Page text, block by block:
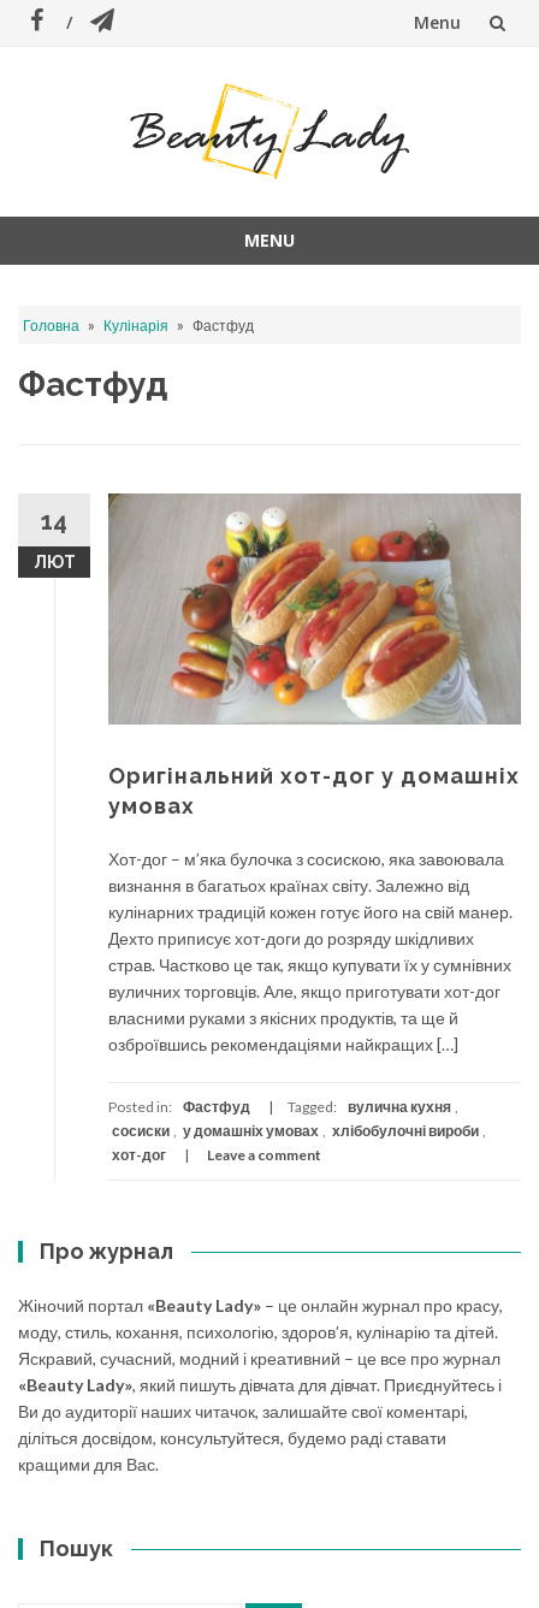
Menu
MENU
content
Головна » Кулінарія » Фастфуд
Фастфуд
14
ЛЮТ
Оригінальний хот-дог у домашніх
умовах
Хот-дог – м’яка булочка з сосискою, яка завоювала
визнання в багатьох країнах світу. Залежно від
кулінарних традицій кожен готує його на свій манер.
Дехто приписує хот-доги до розряду шкідливих
страв. Частково це так, якщо купувати їх у сумнівних
вуличних торговців. Але, якщо приготувати хот-дог
власними руками з якісних продуктів, та ще й
озброївшись рекомендаціями найкращих […]
Posted in: Фастфуд Tagged: вулична кухня
сосиски
у домашніх умовах хлібобулочні вироби
хот-дог
Leave a comment
Про журнал
Жіночий портал «Beauty Lady» – це онлайн журнал про красу,
моду, стиль, кохання, психологію, здоров’я, кулінарію та дітей.
Яскравий, сучасний, модний і креативний – це все про журнал
«Beauty Lady», який пишуть дівчата для дівчат. Приєднуйтесь і
Ви до аудиторії наших читачок, залишайте свої коментарі,
діліться досвідом, консультуйтеся, будемо раді ставати
кращими для Вас.
Пошук